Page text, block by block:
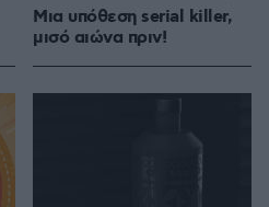
Μια υπόθεση serial killer,
μισό αιώνα πριν!